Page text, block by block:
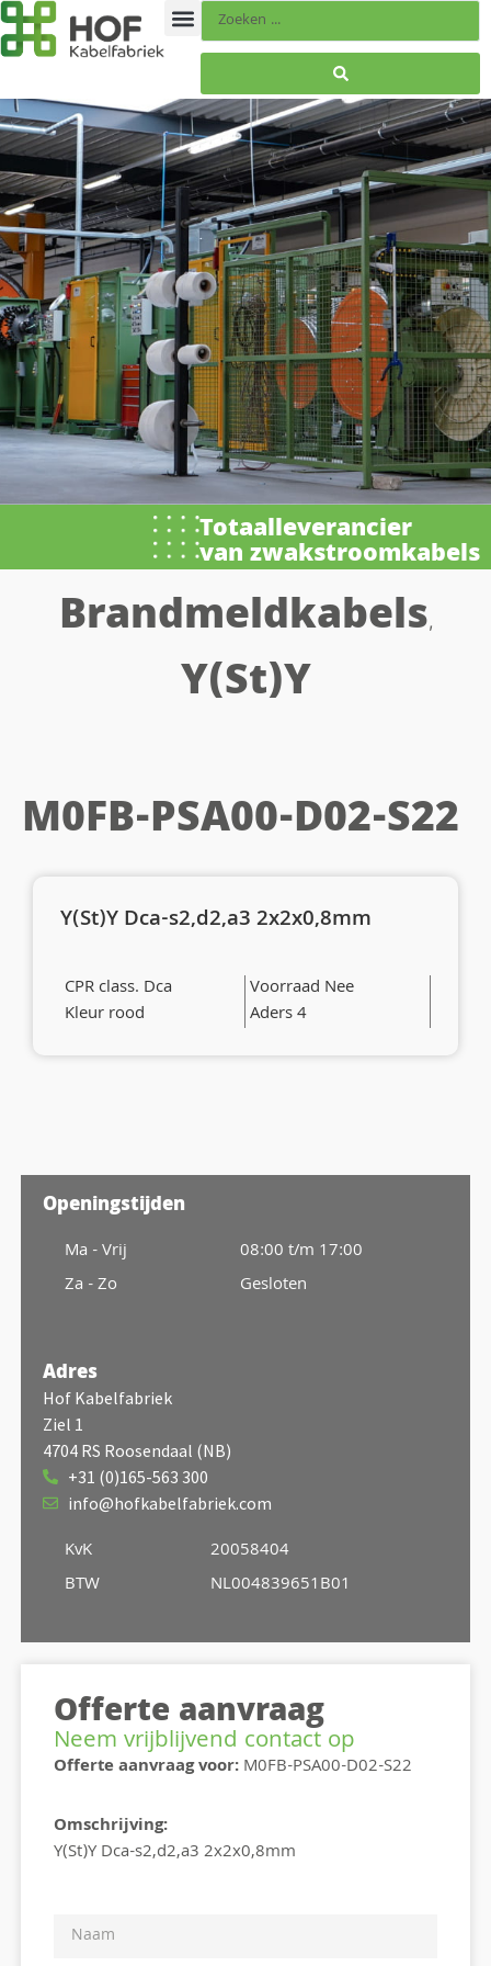
Totaalleverancier
van zwakstroomkabels
Brandmeldkabels,
Y(St)Y
M0FB-PSA00-D02-S22
Y(St)Y Dca-s2,d2,a3 2x2x0,8mm
CPR class. Dca
Voorraad Nee
Kleur rood
Aders 4
Openingstijden
Ma - Vrij
Za - Zo
08:00 t/m 17:00
Gesloten
Adres
Hof Kabelfabriek
Ziel 1
4704 RS Roosendaal (NB)
+31 (0)165-563 300
info@hofkabelfabriek.com
KvK
BTW
20058404
NL004839651B01
Offerte aanvraag
Neem vrijblijvend contact op
Offerte aanvraag voor:M0FB-PSA00-D02-S22
Omschrijving:
Y(St)Y Dca-s2,d2,a3 2x2x0,8mm